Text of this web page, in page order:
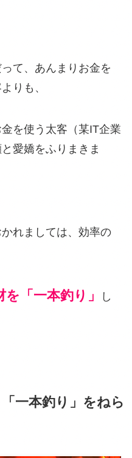
て、あんまりお金を
りも、
を使う太客（某IT企業
愛嬌をふりまきま
れましては、効率の
「一本釣り」
し
一本釣り」をねら